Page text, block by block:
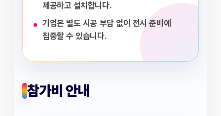
제공하고 설치합니다.
기업은 별도 시공 부담 없이 전시 준비에
집중할 수 있습니다.
참가비 안내